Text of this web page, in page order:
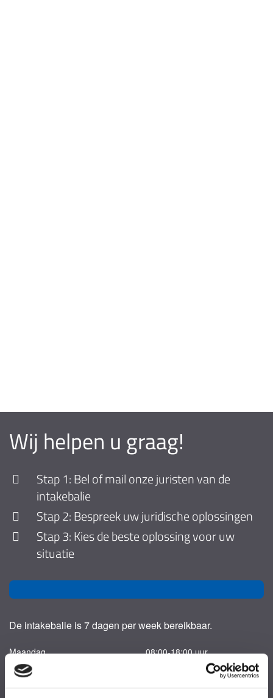
Wij helpen u graag!
Stap 1: Bel of mail onze juristen van de
intakebalie
Stap 2: Bespreek uw juridische oplossingen
Stap 3: Kies de beste oplossing voor uw
situatie
De intakebalie is 7 dagen per week bereikbaar.
Maandag
Dinsdag
Woensdag
Donderdag
08:00-18:00 uur
08:00-18:00 uur
08:00-18:00 uur
08:00-18:00 uur